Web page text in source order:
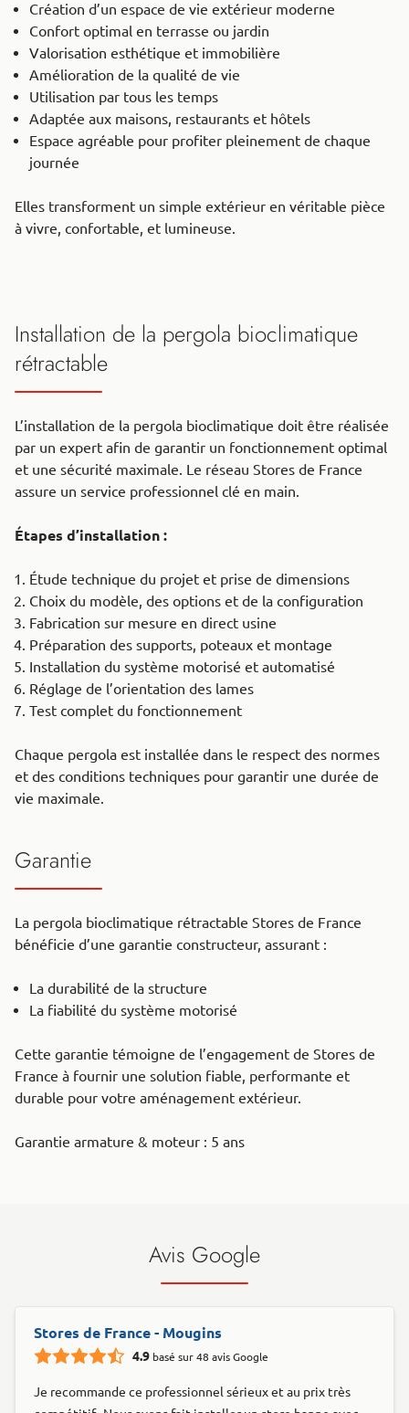
Création d’un espace de vie extérieur moderne
Confort optimal en terrasse ou jardin
Valorisation esthétique et immobilière
Amélioration de la qualité de vie
Utilisation par tous les temps
Adaptée aux maisons, restaurants et hôtels
Espace agréable pour profiter pleinement de chaque
journée
Elles transforment un simple extérieur en véritable pièce
à vivre, confortable, et lumineuse.
Installation de la pergola bioclimatique
rétractable
L’installation de la pergola bioclimatique doit être réalisée
par un expert afin de garantir un fonctionnement optimal
et une sécurité maximale. Le réseau Stores de France
assure un service professionnel clé en main.
Étapes d’installation :
Étude technique du projet et prise de dimensions
Choix du modèle, des options et de la configuration
Fabrication sur mesure en direct usine
Préparation des supports, poteaux et montage
Installation du système motorisé et automatisé
Réglage de l’orientation des lames
Test complet du fonctionnement
Chaque pergola est installée dans le respect des normes
et des conditions techniques pour garantir une durée de
vie maximale.
Garantie
La pergola bioclimatique rétractable Stores de France
bénéficie d’une garantie constructeur, assurant :
La durabilité de la structure
La fiabilité du système motorisé
Cette garantie témoigne de l’engagement de Stores de
France à fournir une solution fiable, performante et
durable pour votre aménagement extérieur.
Garantie armature & moteur : 5 ans
Avis Google
Stores de France - Mougins
4.9 basé sur 48 avis Google
Je recommande ce professionnel sérieux et au prix très